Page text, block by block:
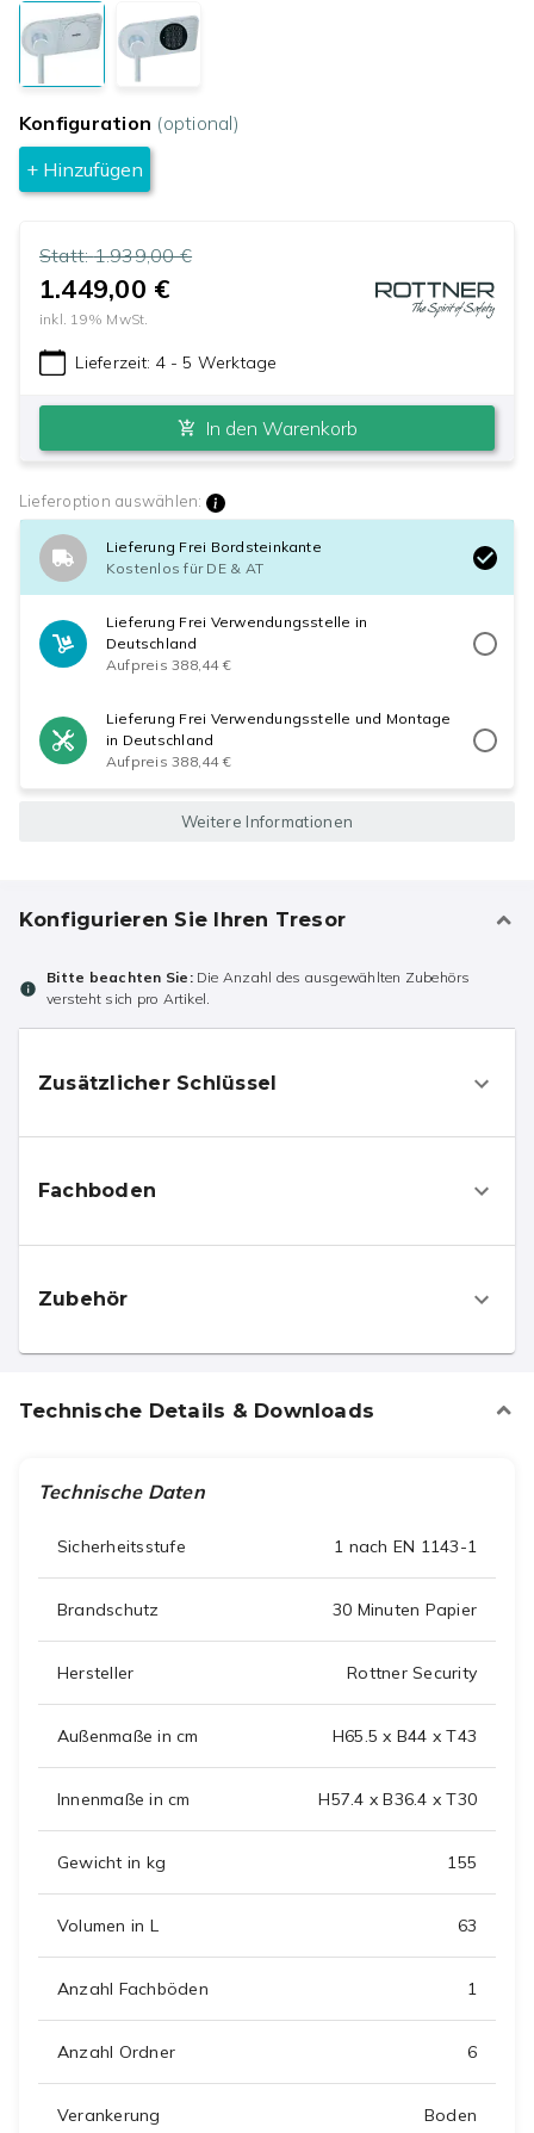
Konfiguration (optional)
+ Hinzufügen
Statt:1.939,00 €
1.449,00 €
inkl. 19% MwSt.
Lieferzeit: 4 - 5 Werktage
In den Warenkorb
Lieferoption auswählen:
Lieferung Frei Bordsteinkante
Kostenlos für DE & AT
Lieferung Frei Verwendungsstelle in
Deutschland
Aufpreis 388,44 €
Lieferung Frei Verwendungsstelle und Montage
in Deutschland
Aufpreis 388,44 €
Weitere Informationen
Konfigurieren Sie Ihren Tresor
Bitte beachten Sie:Die Anzahl des ausgewählten Zubehörs
versteht sich pro Artikel.
Zusätzlicher Schlüssel
Fachboden
Zubehör
Technische Details & Downloads
Technische Daten
Sicherheitsstufe 1 nach EN 1143-1
Brandschutz 30 Minuten Papier
Hersteller Rottner Security
Außenmaße in cm H65.5 x B44 x T43
Innenmaße in cm H57.4 x B36.4 x T30
Gewicht in kg 155
Volumen in L 63
Anzahl Fachböden 1
Anzahl Ordner 6
Verankerung Boden